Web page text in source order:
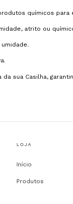
químicos para
atrito ou
sua Casilha,
LOJA
Início
Produtos